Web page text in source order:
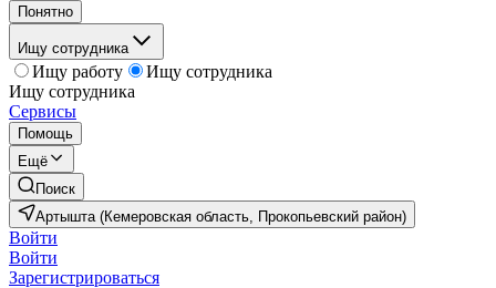
Понятно
Ищу сотрудника
Ищу работу
Ищу сотрудника
Ищу сотрудника
Сервисы
Помощь
Ещё
Поиск
Артышта (Кемеровская область, Прокопьевский район)
Войти
Войти
Зарегистрироваться